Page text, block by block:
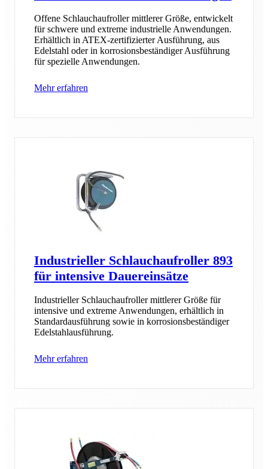
Offene Schlauchaufroller mittlerer Größe, entwickelt
für schwere und extreme industrielle Anwendungen.
Erhältlich in ATEX-zertifizierter Ausführung, aus
Edelstahl oder in korrosionsbeständiger Ausführung
für spezielle Anwendungen.
Mehr erfahren
Industrieller Schlauchaufroller 893
für intensive Dauereinsätze
Industrieller Schlauchaufroller mittlerer Größe für
intensive und extreme Anwendungen, erhältlich in
Standardausführung sowie in korrosionsbeständiger
Edelstahlausführung.
Mehr erfahren